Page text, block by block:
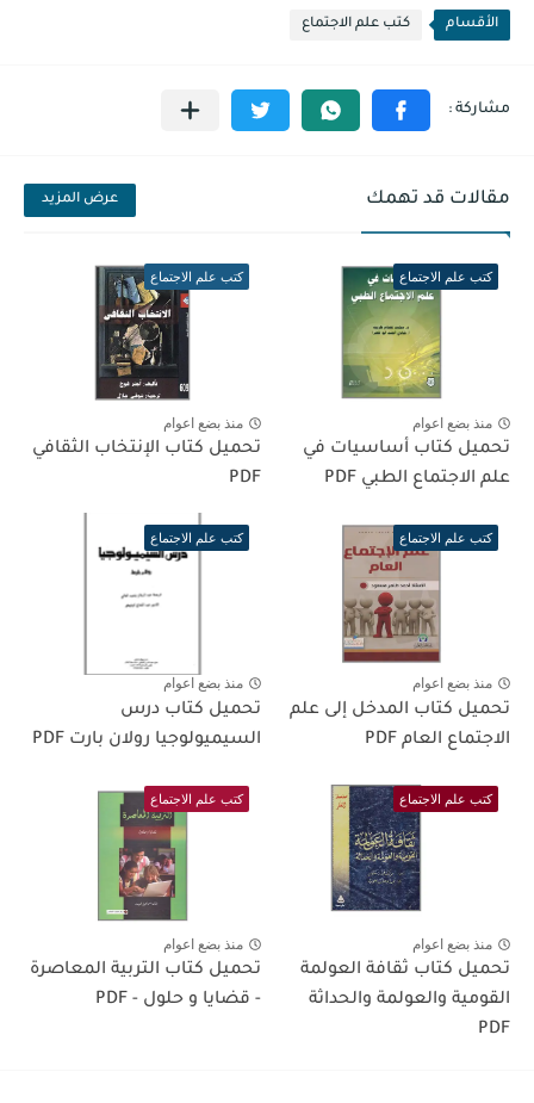
الأقسام كتب علم الاجتماع
مقالات قد تهمك عرض المزيد
كتب علم الاجتماع
منذ بضع اعوام
تحميل كتاب أساسيات في
علم الاجتماع الطبي PDF
كتب علم الاجتماع
منذ بضع اعوام
تحميل كتاب الإنتخاب الثقافي
PDF
كتب علم الاجتماع
منذ بضع اعوام
تحميل كتاب المدخل إلى علم
الاجتماع العام PDF
كتب علم الاجتماع
منذ بضع اعوام
تحميل كتاب درس
السيميولوجيا رولان بارت PDF
كتب علم الاجتماع
منذ بضع اعوام
تحميل كتاب ثقافة العولمة
القومية والعولمة والحداثة
PDF
كتب علم الاجتماع
منذ بضع اعوام
تحميل كتاب التربية المعاصرة
- قضايا و حلول - PDF